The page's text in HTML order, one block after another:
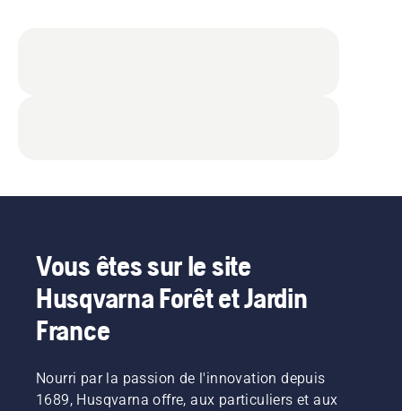
Vous êtes sur le site
Husqvarna Forêt et Jardin
France
Nourri par la passion de l'innovation depuis
1689, Husqvarna offre, aux particuliers et aux